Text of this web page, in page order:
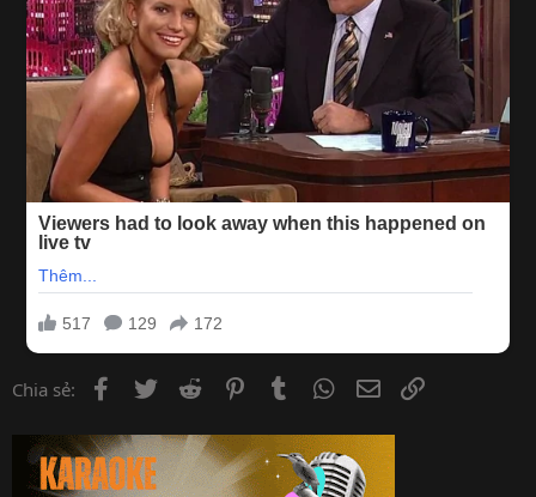
Chia sẻ: Facebook
Twitter Reddit PinterestTumblr WhatsApp
Email